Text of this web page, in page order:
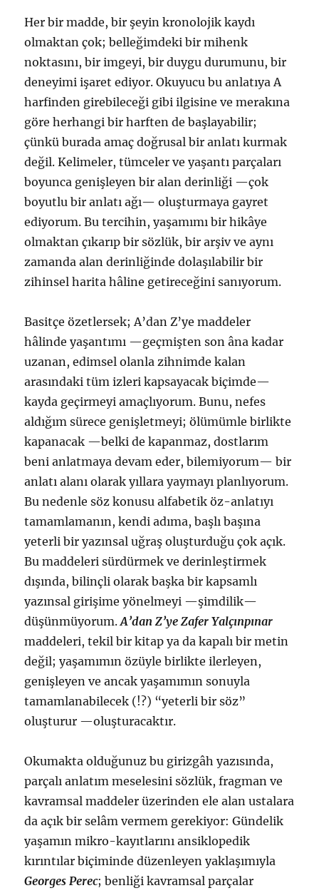
Her bir madde, bir şeyin kronolojik kaydı
olmaktan çok; belleğimdeki bir mihenk
noktasını, bir imgeyi, bir duygu durumunu, bir
deneyimi işaret ediyor. Okuyucu bu anlatıya A
harfinden girebileceği gibi ilgisine ve merakına
göre herhangi bir harften de başlayabilir;
çünkü burada amaç doğrusal bir anlatı kurmak
değil. Kelimeler, tümceler ve yaşantı parçaları
boyunca genişleyen bir alan derinliği —çok
boyutlu bir anlatı ağı— oluşturmaya gayret
ediyorum. Bu tercihin, yaşamımı bir hikâye
olmaktan çıkarıp bir sözlük, bir arşiv ve aynı
zamanda alan derinliğinde dolaşılabilir bir
zihinsel harita hâline getireceğini sanıyorum.
Basitçe özetlersek; A’dan Z’ye maddeler
hâlinde yaşantımı —geçmişten son âna kadar
uzanan, edimsel olanla zihnimde kalan
arasındaki tüm izleri kapsayacak biçimde—
kayda geçirmeyi amaçlıyorum. Bunu, nefes
aldığım sürece genişletmeyi; ölümümle birlikte
kapanacak —belki de kapanmaz, dostlarım
beni anlatmaya devam eder, bilemiyorum— bir
anlatı alanı olarak yıllara yaymayı planlıyorum.
Bu nedenle söz konusu alfabetik öz-anlatıyı
tamamlamanın, kendi adıma, başlı başına
yeterli bir yazınsal uğraş oluşturduğu çok açık.
Bu maddeleri sürdürmek ve derinleştirmek
dışında, bilinçli olarak başka bir kapsamlı
yazınsal girişime yönelmeyi —şimdilik—
düşünmüyorum.A’dan Z’ye Zafer Yalçınpınar
maddeleri, tekil bir kitap ya da kapalı bir metin
değil; yaşamımın özüyle birlikte ilerleyen,
genişleyen ve ancak yaşamımın sonuyla
tamamlanabilecek (!?) “yeterli bir söz”
oluşturur —oluşturacaktır.
Okumakta olduğunuz bu girizgâh yazısında,
parçalı anlatım meselesini sözlük, fragman ve
kavramsal maddeler üzerinden ele alan ustalara
da açık bir selâm vermem gerekiyor: Gündelik
yaşamın mikro-kayıtlarını ansiklopedik
kırıntılar biçiminde düzenleyen yaklaşımıyla
Georges Perec; benliği kavramsal parçalar